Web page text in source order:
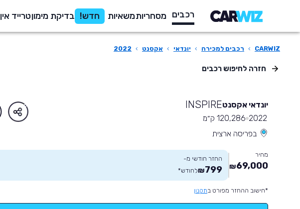
רכבים מסחריותמשאיות חדש! בדיקת מימוןטרייד אין
CARWIZ
› רכבים למכירה › יונדאי › אקסנט ›
2022
חזרה לחיפוש רכבים
יונדאי אקסנטINSPIRE
2022 120,286 ק״מ
בפריסה ארצית
מחיר
69,000
₪
החזר חודשי מ-
799
₪לחודש*
*חישוב ההחזר מפורט בתקנון